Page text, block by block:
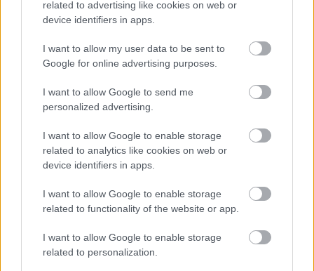
related to advertising like cookies on web or
device identifiers in apps.
I want to allow my user data to be sent to
Google for online advertising purposes.
I want to allow Google to send me
personalized advertising.
I want to allow Google to enable storage
related to analytics like cookies on web or
device identifiers in apps.
I want to allow Google to enable storage
related to functionality of the website or app.
I want to allow Google to enable storage
related to personalization.
Leeds UnitedvsManchester United2026-08-12 20:30
Támogatás
Támogasd adományoddal